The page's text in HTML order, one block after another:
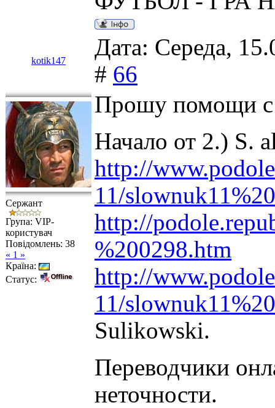
kotik147
Дата: Середа,
# 66
Сержант
Група: VIP-
користувач
Повідомлень: 38
« 1 »
Країна:
Статус:
Прошу помощи с
Начало от 2.) S.
http://
11/
http://
%200298.htm
http://
11/
Sulikowski.
Переводчики
неточности.